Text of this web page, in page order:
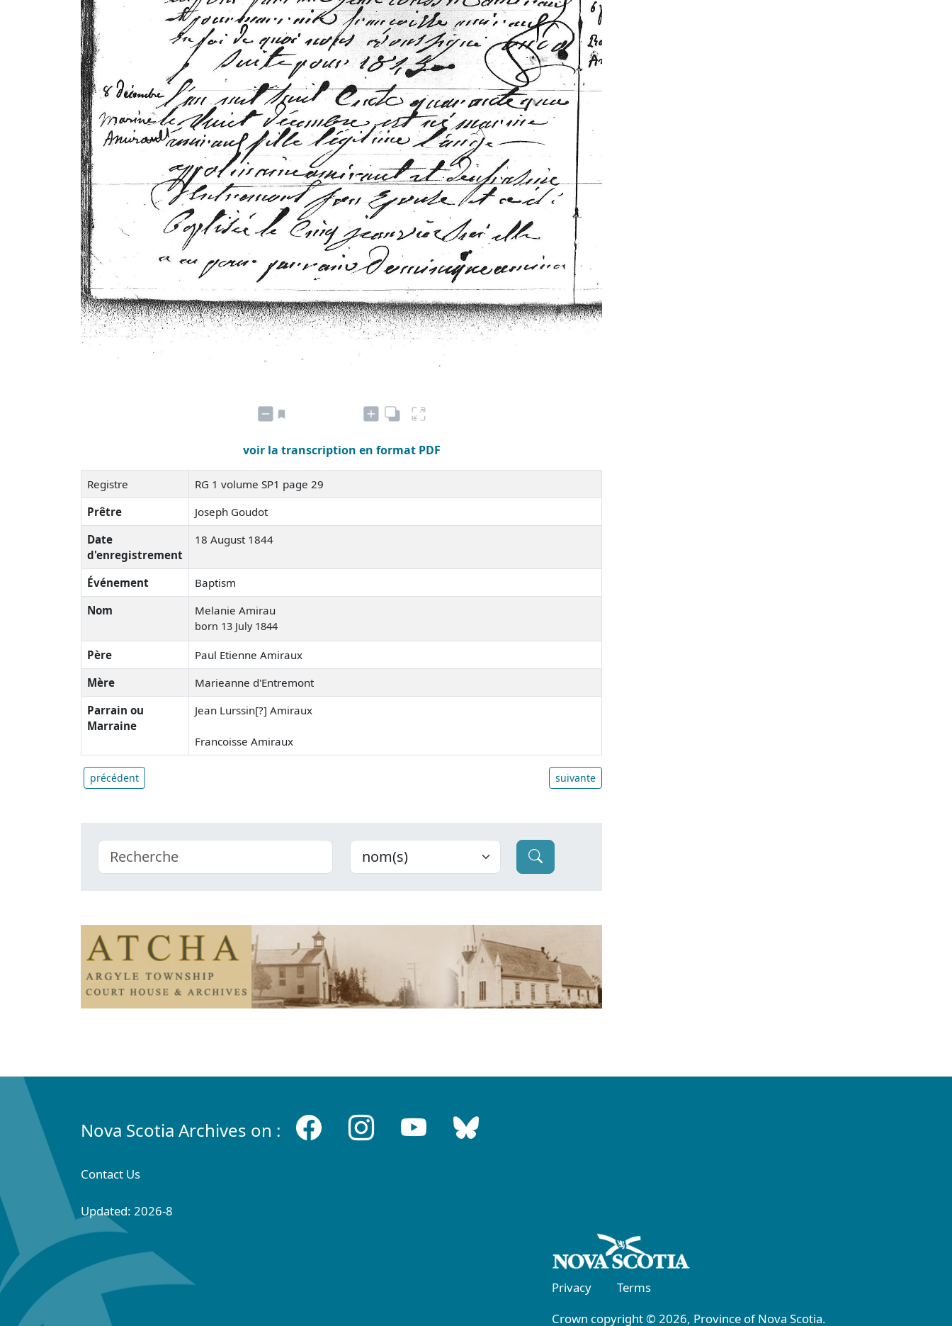
voir la transcription en format PDF
Registre
RG 1 volume SP1 page 29
Prêtre
Joseph Goudot
Date
d'enregistrement
18 August 1844
Événement
Baptism
Nom
Melanie Amirau
born 13 July 1844
Père
Paul Etienne Amiraux
Mère
Marieanne d'Entremont
Parrain ou
Marraine
Jean Lurssin[?] Amiraux
Francoisse Amiraux
précédent suivante
Nova Scotia Archives on :
Contact Us
Updated: 2026-8
Privacy
Terms
Crown copyright © 2026, Province of Nova Scotia.